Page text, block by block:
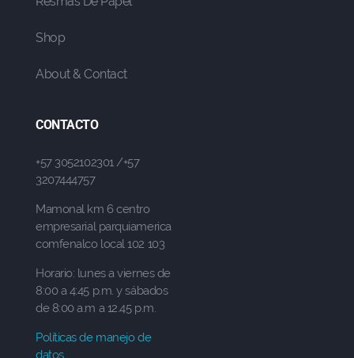
Shop
About & Contact
CONTACTO
+57 3052102301 /+57
3207444757
Mamonal km 6 centro
empresarial parquiamerica
comfenalco local 102 103
Horario: lunes a viernes de
8:00 a 4:45 p.m. y sábados
de 8:00 a.m a 12.45 p.m.
Políticas de manejo de
datos